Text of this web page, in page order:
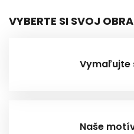
VYBERTE SI SVOJ
Vymaľujte
Naše